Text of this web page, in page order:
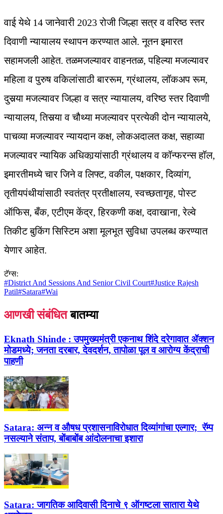
वाई येथे 14 जानेवारी 2023 रोजी जिल्हा सत्र व वरिष्ठ स्तर
दिवाणी न्यायालय स्थापन करण्यात आले. नूतन इमारत
सहामजली आहेत. तळमजल्यावर वाहनतळ, पहिल्या मजल्यावर
महिला व पुरुष वकिलांसाठी बाररूम, ग्रंथालय, लॉकअप रूम,
दुसर्‍या मजल्यावर जिल्हा व सत्र न्यायालय, वरिष्ठ स्तर दिवाणी
न्यायालय, तिसर्‍या व चौथ्या मजल्यावर प्रत्येकी दोन न्यायालये,
पाचव्या मजल्यावर न्यायदान कक्ष, लोकअदालत कक्ष, सहाव्या
मजल्यावर न्यायिक अधिकार्‍यांसाठी ग्रंथालय व कॉन्फरन्स हॉल,
इमारतीमध्ये चार जिने व लिफ्ट, वकील, पक्षकार, दिव्यांग,
तृतीयपंथीयांसाठी स्वतंत्र प्रतीक्षालय, स्वच्छतागृह, पोस्ट
ऑफिस, बँक, एटीएम केंद्र, हिरकणी कक्ष, दवाखाना, रेल्वे
तिकीट बुकिंग सिस्टिम अशा मूलभूत सुविधा उपलब्ध करण्यात
येणार आहेत.
टॅग्स:
#District And Sessions And Senior Civil Court#Justice Rajesh
Patil#Satara#Wai
आणखी संबंधित बातम्या
Eknath Shinde : उपमुख्यमंत्री एकनाथ शिंदे दरेगावात ॲक्शन
मोडमध्ये; जनता दरबार, देवदर्शन, तापोळा पूल व आरोग्य केंद्राची
पाहणी
Satara: अन्न व औषध प्रशासनाविरोधात दिव्यांगांचा एल्गार; रॅम्प
नसल्याने संताप, बोंबाबोंब आंदोलनाचा इशारा
Satara: जागतिक आदिवासी दिनाचे ९ ऑगष्टला सातारा येथे